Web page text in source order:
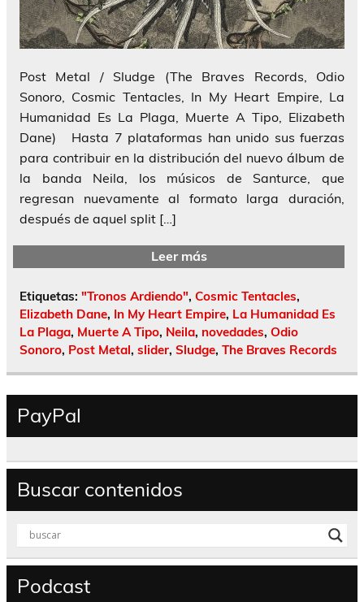
Post Metal / Sludge (The Braves Records, Odio
Sonoro, Cosmic Tentacles, In My Heart Empire, La
Humanidad Es La Plaga, Muerte A Tipo, Elizabeth
Dane) Hasta 7 plataformas han unido sus fuerzas
para contribuir en la distribución del nuevo álbum de
la banda Neila, los músicos de Santurce, que
regresan nuevamente al formato larga duración,
después de aquel split […]
Leer más
Etiquetas: "Tronos Ardiendo", Cosmic Tentacles,
Elizabeth Dane, In My Heart Empire, La Humanidad Es
La Plaga, Muerte A Tipo, Neila, novedades, Odio
Sonoro, Post Metal, slider, Sludge, The Braves Records
PayPal
Buscar contenidos
Podcast